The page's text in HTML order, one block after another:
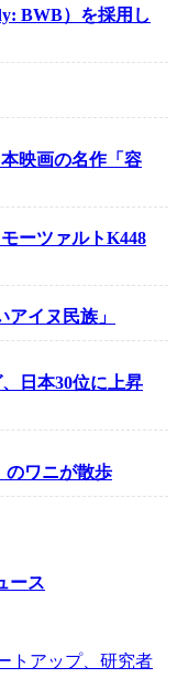
BWB）を採用し
映画の名作「容
ーツァルトK448
イヌ民族」
日本30位に上昇
のワニが散歩
ース
トアップ、研究者